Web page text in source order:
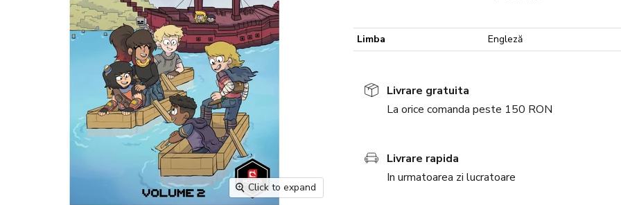
Click to expand
Limba Engleză
Livrare gratuita
La orice comanda peste 150 RON
Livrare rapida
In urmatoarea zi lucratoare